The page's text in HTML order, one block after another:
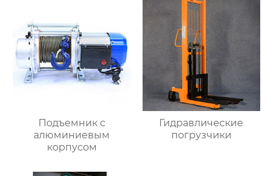
Подъемник с
алюминиевым
корпусом
Гидравлические
погрузчики